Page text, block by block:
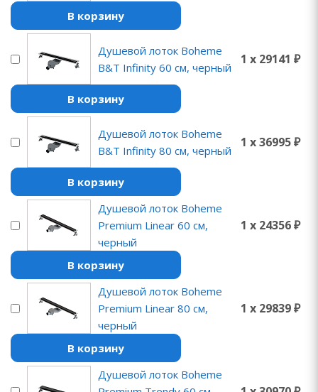
В корзину
Душевой лоток Boheme
B&T Infinity 60 см, черный
1 x 29141 ₽
В корзину
Душевой лоток Boheme
B&T Infinity 80 см, черный
1 x 36995 ₽
В корзину
Душевой лоток Boheme
Premium Linear 60 см,
черный
1 x 24356 ₽
В корзину
Душевой лоток Boheme
Premium Linear 80 см,
черный
1 x 29839 ₽
В корзину
Душевой лоток Boheme